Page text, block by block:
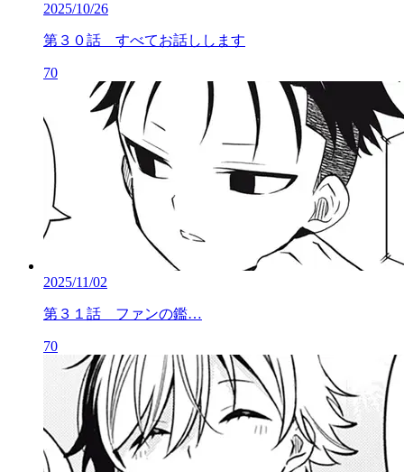
2025/10/26
第３０話 すべてお話しします
70
2025/11/02
第３１話 ファンの鑑…
70